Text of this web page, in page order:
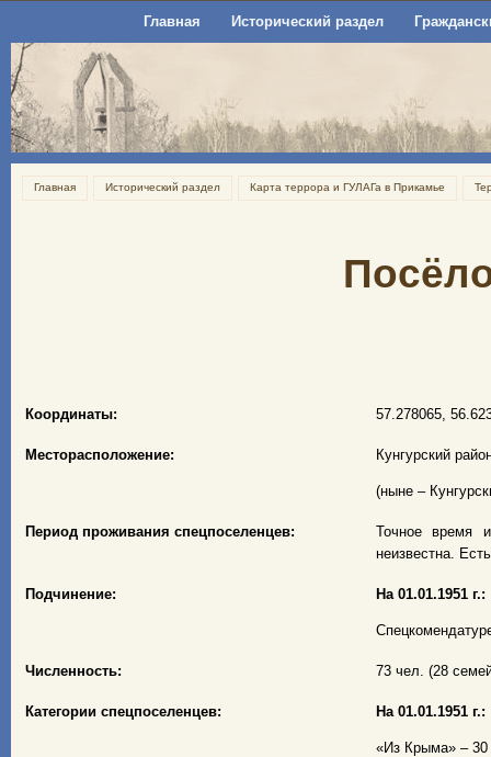
Главная Исторический раздел
Главная Исторический раздел Карта террора и ГУЛАГа в Прикамье
Координаты: 57.278065,
Месторасположение: Кунгурский
(ныне –
Период проживания спецпоселенцев:
Точное время
неизвестна.
Подчинение: На 01.01.1951 г.:
Численность: 73 чел. (28
Категории спецпоселенцев: На 01.01.1951 г.:
«Из Крыма» – 30